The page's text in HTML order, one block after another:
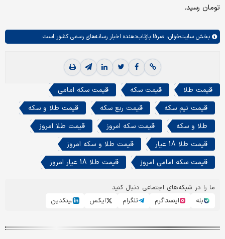
تومان رسید.
بخش سایت‌خوان، صرفا بازتاب‌دهنده اخبار رسانه‌های رسمی کشور است.
قیمت طلا قیمت سکه
قیمت سکه امامی
قیمت نیم سکه
قیمت ربع سکه
قیمت طلا و سکه
طلا و سکه
قیمت سکه امروز
قیمت طلا امروز
قیمت طلا 18 عیار
قیمت طلا و سکه امروز
قیمت سکه امامی امروز
قیمت طلا 18 عیار امروز
ما را در شبکه‌های اجتماعی دنبال کنید
بله
اینستاگرم تلگرام ایکس لینکدین